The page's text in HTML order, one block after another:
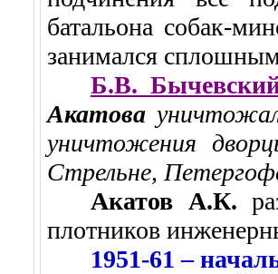
батальона собак-
занимался
Б.В.
Акатова
уничтожения
Стрельне,
Акатов А.К.
плотников
1951-61 –